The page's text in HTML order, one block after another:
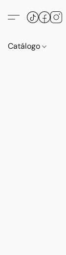
Catálogo